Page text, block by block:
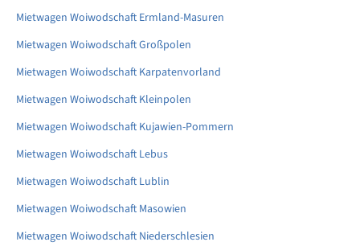
Mietwagen Woiwodschaft Ermland-Masuren
Mietwagen Woiwodschaft Großpolen
Mietwagen Woiwodschaft Karpatenvorland
Mietwagen Woiwodschaft Kleinpolen
Mietwagen Woiwodschaft Kujawien-Pommern
Mietwagen Woiwodschaft Lebus
Mietwagen Woiwodschaft Lublin
Mietwagen Woiwodschaft Masowien
Mietwagen Woiwodschaft Niederschlesien